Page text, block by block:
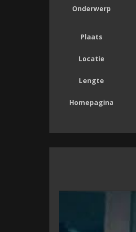
Onderwerp
Plaats
Locatie
Lengte
Homepagina